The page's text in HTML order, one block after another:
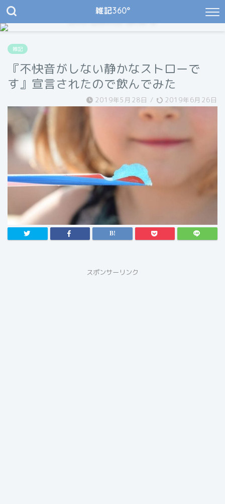
雑記360°
JIN Demo Site 8
雑記
『不快音がしない静かなストローで
す』宣言されたので飲んでみた
2019年5月28日 / 2019年6月26日
スポンサーリンク